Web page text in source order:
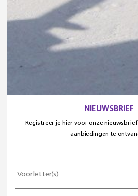
NIEUWSBRIEF
Registreer je hier voor onze
aanbiedingen te